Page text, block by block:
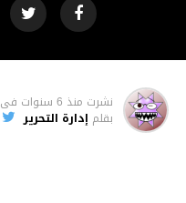
نشرت منذ 6 سنوات فى
بقلم إدارة التحرير